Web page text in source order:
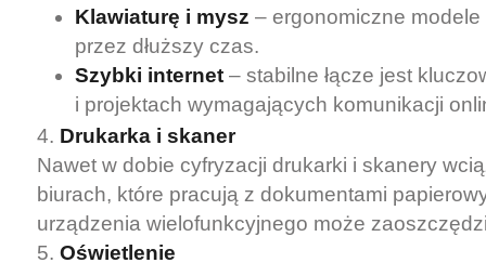
Klawiaturę i mysz – ergonomiczne
przez dłuższy czas.
Szybki internet – stabilne łącze jest
i projektach wymagających komunikacji
Drukarka i skaner
Nawet w dobie cyfryzacji drukarki i skanery
biurach, które pracują z dokumentami
urządzenia wielofunkcyjnego może
Oświetlenie